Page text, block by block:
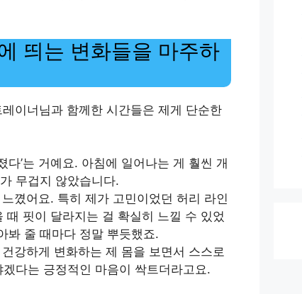
띄는 변화들을 마주하
이너님과 함께한 시간들은 제게 단순한
’는 거예요. 아침에 일어나는 게 훨씬 개
무겁지 않았습니다.
꼈어요. 특히 제가 고민이었던 허리 라인
핏이 달라지는 걸 확실히 느낄 수 있었
봐 줄 때마다 정말 뿌듯했죠.
강하게 변화하는 제 몸을 보면서 스스로
다는 긍정적인 마음이 싹트더라고요.